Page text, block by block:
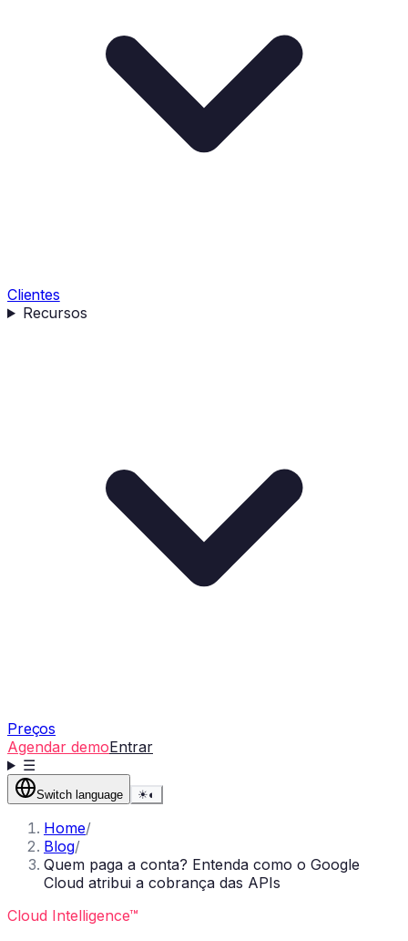
Clientes
Recursos
Preços
Agendar demoEntrar
☰
Switch language ☀◐
Home/
Blog/
Quem paga a conta? Entenda como o Google
Cloud atribui a cobrança das APIs
Cloud Intelligence™